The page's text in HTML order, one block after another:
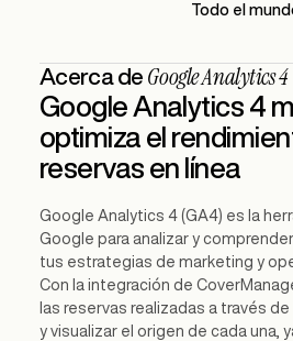
Todo el
Acerca de Google Analytics 4
Google Analytics 4
optimiza el
reservas en línea
Google Analytics 4 (GA4) es la
Google para analizar y
tus estrategias de marketing y
Con la integración de
las reservas realizadas a través
y visualizar el origen de cada una,